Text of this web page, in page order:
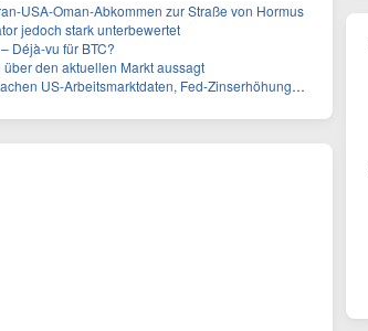
USA-Oman-Abkommen zur Straße von Hormus
jedoch stark unterbewertet
Déjà-vu für BTC?
den aktuellen Markt aussagt
Fed-Zinserhöhungschancen sinken auf 44%